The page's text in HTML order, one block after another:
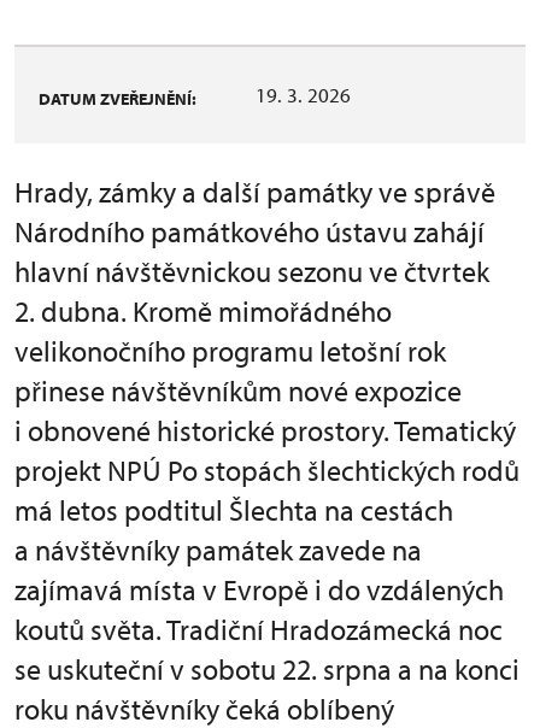
DATUM ZVEŘEJNĚNÍ: 19. 3. 2026
Hrady, zámky a další památky ve správě
Národního památkového ústavu zahájí
hlavní návštěvnickou sezonu ve čtvrtek
2. dubna. Kromě mimořádného
velikonočního programu letošní rok
přinese návštěvníkům nové expozice
i obnovené historické prostory. Tematický
projekt NPÚ Po stopách šlechtických rodů
má letos podtitul Šlechta na cestách
a návštěvníky památek zavede na
zajímavá místa v Evropě i do vzdálených
koutů světa. Tradiční Hradozámecká noc
se uskuteční v sobotu 22. srpna a na konci
roku návštěvníky čeká oblíbený